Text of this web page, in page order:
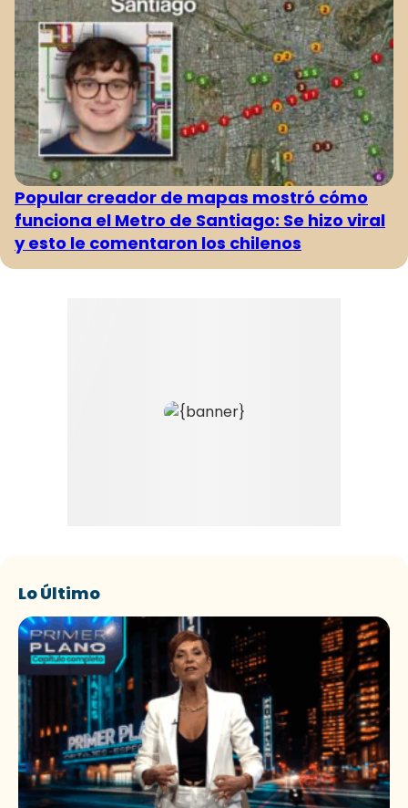
Popular creador de mapas mostró cómo
funciona el Metro de Santiago: Se hizo viral
y esto le comentaron los chilenos
Lo Último